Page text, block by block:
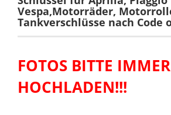
Vespa,Motorräder,
Tankverschlüsse nach Code
FOTOS BITTE IMMER
HOCHLADEN!!!